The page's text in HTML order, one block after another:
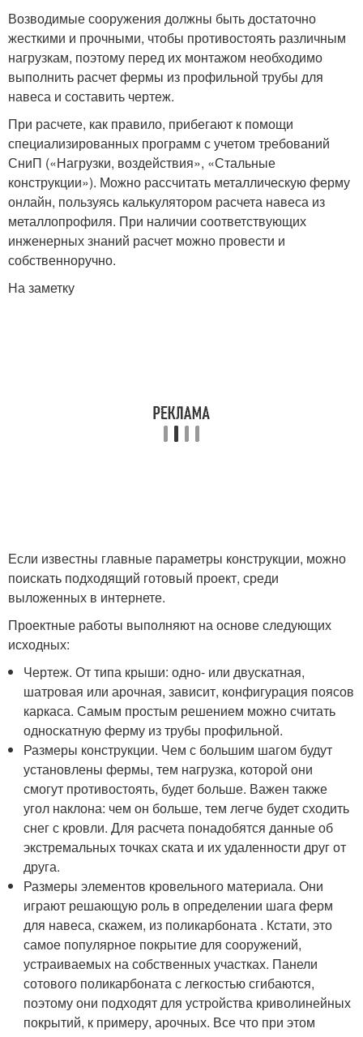
Возводимые сооружения должны быть достаточно
жесткими и прочными, чтобы противостоять различным
нагрузкам, поэтому перед их монтажом необходимо
выполнить расчет фермы из профильной трубы для
навеса и составить чертеж.
При расчете, как правило, прибегают к помощи
специализированных программ с учетом требований
СниП («Нагрузки, воздействия», «Стальные
конструкции»). Можно рассчитать металлическую ферму
онлайн, пользуясь калькулятором расчета навеса из
металлопрофиля. При наличии соответствующих
инженерных знаний расчет можно провести и
собственноручно.
На заметку
Если известны главные параметры конструкции, можно
поискать подходящий готовый проект, среди
выложенных в интернете.
Проектные работы выполняют на основе следующих
исходных:
Чертеж. От типа крыши: одно- или двускатная,
шатровая или арочная, зависит, конфигурация поясов
каркаса. Самым простым решением можно считать
односкатную ферму из трубы профильной.
Размеры конструкции. Чем с большим шагом будут
установлены фермы, тем нагрузка, которой они
смогут противостоять, будет больше. Важен также
угол наклона: чем он больше, тем легче будет сходить
снег с кровли. Для расчета понадобятся данные об
экстремальных точках ската и их удаленности друг от
друга.
Размеры элементов кровельного материала. Они
играют решающую роль в определении шага ферм
для навеса, скажем, из поликарбоната . Кстати, это
самое популярное покрытие для сооружений,
устраиваемых на собственных участках. Панели
сотового поликарбоната с легкостью сгибаются,
поэтому они подходят для устройства криволинейных
покрытий, к примеру, арочных. Все что при этом